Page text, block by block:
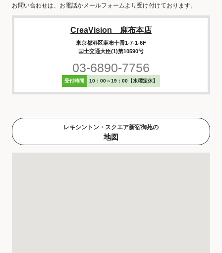
お問い合わせは、お電話かメールフォームより受け付けております。
CreaVision 麻布本店
東京都港区麻布十番1-7-1-6F
国土交通大臣(1)第10590号
03-6890-7756
受付時間 10：00～19：00【水曜定休】
レキシントン・スクエア新宿御苑の
地図